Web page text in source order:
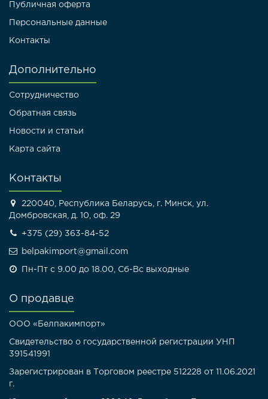
Публичная оферта
Персональные данные
Контакты
Дополнительно
Сотрудничество
Обратная связь
Новости и статьи
Карта сайта
Контакты
220040, Республика Беларусь, г. Минск, ул.
Домбровская, д. 10, оф. 29
+375 (29) 363-84-52
belpakimport@gmail.com
Пн-Пт с 9.00 до 18.00, Сб-Вс выходные
О продавце
ООО «Белпакимпорт»
Свидетельство о государственной регистрации УНП
391541991
Зарегистрирован в Торговом реестре 512228 от 11.06.2021
г.